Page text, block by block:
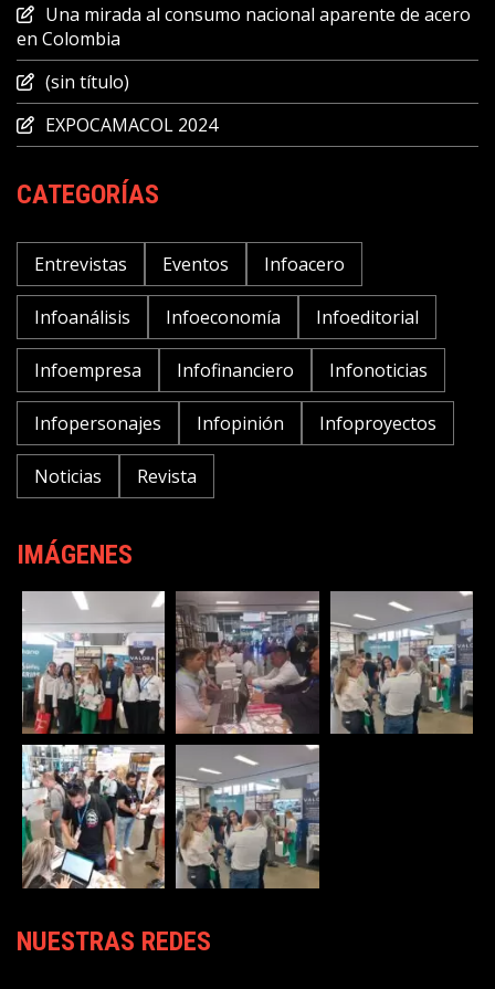
Una mirada al consumo nacional aparente de acero
en Colombia
(sin título)
EXPOCAMACOL 2024
CATEGORÍAS
Entrevistas Eventos Infoacero
Infoanálisis Infoeconomía Infoeditorial
Infoempresa Infofinanciero Infonoticias
Infopersonajes Infopinión Infoproyectos
Noticias Revista
IMÁGENES
NUESTRAS REDES